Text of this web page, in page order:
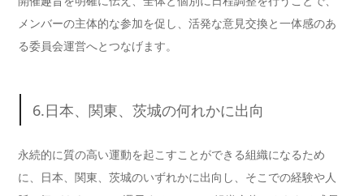
メンバーの主体的な参加を促し、活発な意見交換と一体感のあ
る委員会運営へとつなげます。
6.日本、関東、茨城の何れかに出向
永続的に質の高い運動を起こすことができる組織になるため
に、日本、関東、茨城のいずれかに出向し、そこでの経験や人